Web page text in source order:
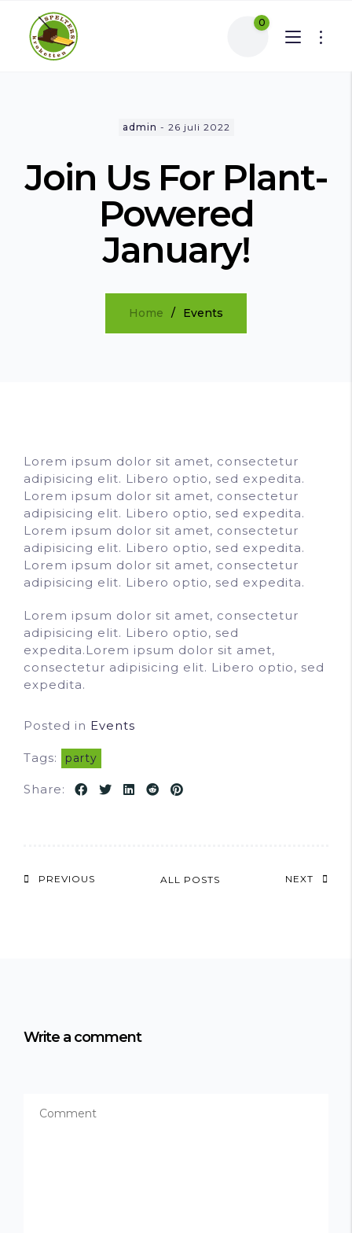
0
admin - 26 juli 2022
Join Us For Plant-
Powered
January!
Home Events
Lorem ipsum dolor sit amet, consectetur
adipisicing elit. Libero optio, sed expedita.
Lorem ipsum dolor sit amet, consectetur
adipisicing elit. Libero optio, sed expedita.
Lorem ipsum dolor sit amet, consectetur
adipisicing elit. Libero optio, sed expedita.
Lorem ipsum dolor sit amet, consectetur
adipisicing elit. Libero optio, sed expedita.
Lorem ipsum dolor sit amet, consectetur
adipisicing elit. Libero optio, sed
expedita.Lorem ipsum dolor sit amet,
consectetur adipisicing elit. Libero optio, sed
expedita.
Posted in Events
Tags: party
Share:
PREVIOUS ALL POSTS NEXT
Write a comment